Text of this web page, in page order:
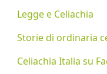
Legge e Celiachia
Storie di ordinaria
Celiachia Italia su